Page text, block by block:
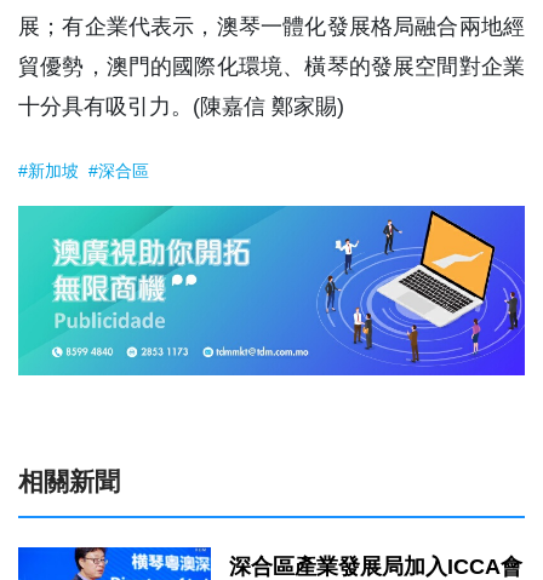
展；有企業代表示，澳琴一體化發展格局融合兩地經
貿優勢，澳門的國際化環境、橫琴的發展空間對企業
十分具有吸引力。(陳嘉信 鄭家賜)
#新加坡 #深合區
相關新聞
深合區產業發展局加入ICCA會